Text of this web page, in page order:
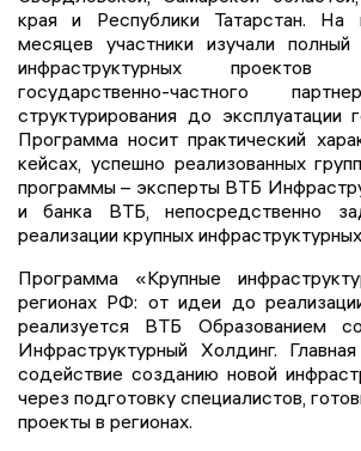
края и Республики Татарстан. На
месяцев участники изучали полный
инфраструктурных
государственно-частного
структурирования до эксплуатации
Программа носит практический
кейсах, успешно реализованных
программы – эксперты ВТБ
и банка ВТБ, непосредственно
реализации крупных
Программа «Крупные
регионах РФ: от идеи до
реализуется ВТБ Образованием
Инфраструктурный Холдинг.
содействие созданию новой
через подготовку специалистов,
проекты в регионах.